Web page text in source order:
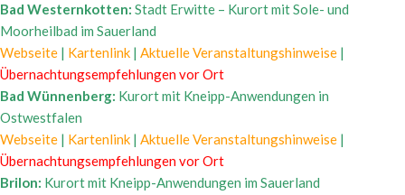
Bad Westernkotten: Stadt Erwitte – Kurort mit Sole- und
Moorheilbad im Sauerland
Webseite | Kartenlink | Aktuelle Veranstaltungshinweise |
Übernachtungsempfehlungen vor Ort
Bad Wünnenberg: Kurort mit Kneipp-Anwendungen in
Ostwestfalen
Webseite | Kartenlink | Aktuelle Veranstaltungshinweise |
Übernachtungsempfehlungen vor Ort
Brilon: Kurort mit Kneipp-Anwendungen im Sauerland